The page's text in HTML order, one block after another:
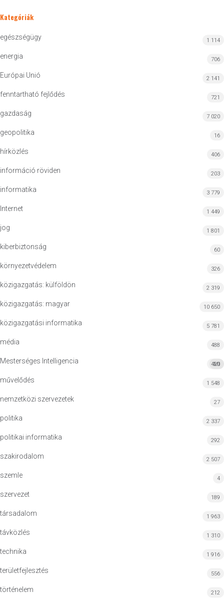
Kategóriák
egészségügy 1 114
energia 706
Európai Unió 2 141
fenntartható fejlődés 721
gazdaság 7 020
geopolitika 16
hírközlés 406
információ röviden 203
informatika 3 779
Internet 1 449
jog 1 801
kiberbiztonság 60
környezetvédelem 326
közigazgatás: külföldön 2 319
közigazgatás: magyar 10 650
közigazgatási informatika 5 781
média 488
Mesterséges Intelligencia MI
420
művelődés 1 548
nemzetközi szervezetek 27
politika 2 337
politikai informatika 292
szakirodalom 2 507
szemle 4
szervezet 189
társadalom 1 963
távközlés 1 310
technika 1 916
területfejlesztés 556
történelem 212